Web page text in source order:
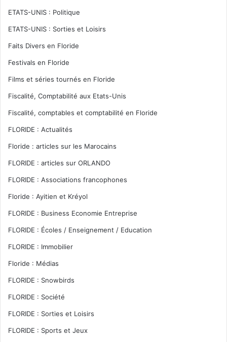
ETATS-UNIS : Politique
ETATS-UNIS : Sorties et Loisirs
Faits Divers en Floride
Festivals en Floride
Films et séries tournés en Floride
Fiscalité, Comptabilité aux Etats-Unis
Fiscalité, comptables et comptabilité en Floride
FLORIDE : Actualités
Floride : articles sur les Marocains
FLORIDE : articles sur ORLANDO
FLORIDE : Associations francophones
Floride : Ayitien et Kréyol
FLORIDE : Business Economie Entreprise
FLORIDE : Écoles / Enseignement / Education
FLORIDE : Immobilier
Floride : Médias
FLORIDE : Snowbirds
FLORIDE : Société
FLORIDE : Sorties et Loisirs
FLORIDE : Sports et Jeux